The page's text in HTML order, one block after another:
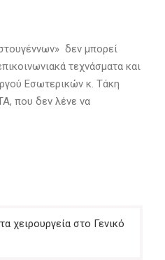
δεν μπορεί
τεχνάσματα και
Εσωτερικών κ. Τάκη
που δεν λένε να
χειρουργεία στο Γενικό